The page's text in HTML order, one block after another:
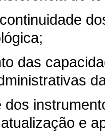
das
dos
e